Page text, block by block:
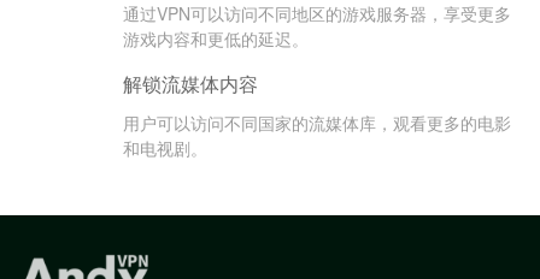
通过VPN可以访问不同地区的游戏服务器，享受更多
游戏内容和更低的延迟。
解锁流媒体内容
用户可以访问不同国家的流媒体库，观看更多的电影
和电视剧。